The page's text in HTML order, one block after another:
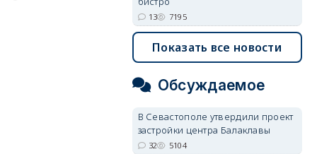
29/07/2026 17:03
13 7195
Показать все новости
Обсуждаемое
В Севастополе утвердили проект
застройки центра Балаклавы
32 5104